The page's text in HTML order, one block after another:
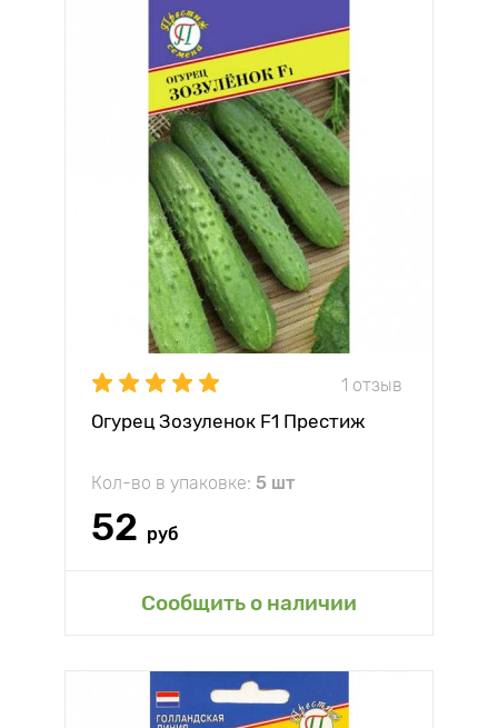
1 отзыв
Огурец Зозуленок F1 Престиж
Кол-во в упаковке: 5 шт
52 руб
Сообщить о наличии